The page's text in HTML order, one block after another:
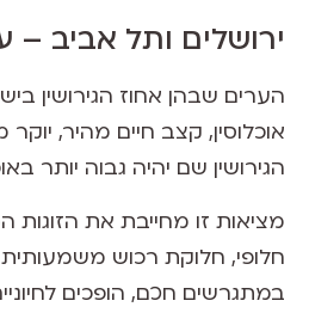
ירושלים ותל אביב –
הערים שבהן אחוז הגירושין
אוכלוסין, קצב חיים מהיר,
הגירושין שם יהיה גבוה יותר
מציאות זו מחייבת את הזוגות
חלופי, חלוקת רכוש משמעותית
במתגרשים חכם, הופכים